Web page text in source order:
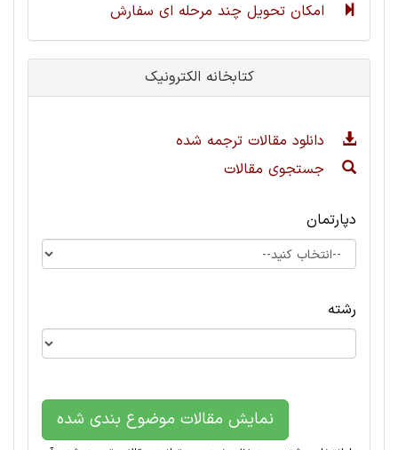
امکان تحویل چند مرحله ای سفارش
کتابخانه الکترونیک
دانلود مقالات ترجمه شده
جستجوی مقالات
دپارتمان
رشته
نمایش مقالات موضوع بندی شده